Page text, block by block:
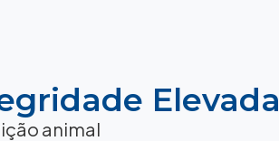
Elevada
animal